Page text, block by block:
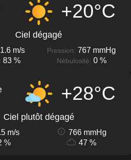
+20°C
Ciel dégagé
m/s Pression: 767 mmHg
83 % Nébulosité: 0 %
+28°C
Ciel plutôt dégagé
m/s
766 mmHg
%
47 %